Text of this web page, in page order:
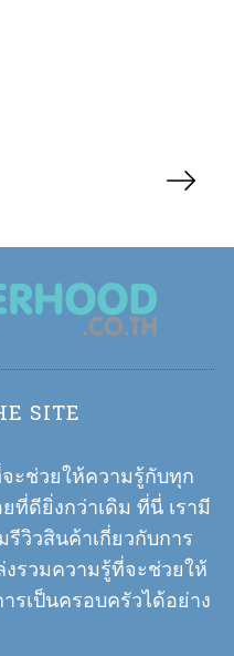
SITE
จะช่วยให้ความรู้กับทุก
ที่ดียิ่งกว่าเดิม ที่นี่ เรามี
วิวสินค้าเกี่ยวกับการ
งรวมความรู้ที่จะช่วยให้
เป็นครอบครัวได้อย่าง